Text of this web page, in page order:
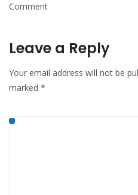
Comment
Leave a Reply
Your email address will not be
marked *